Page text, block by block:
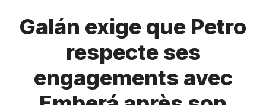
Galán exige que Petro
respecte ses
engagements avec